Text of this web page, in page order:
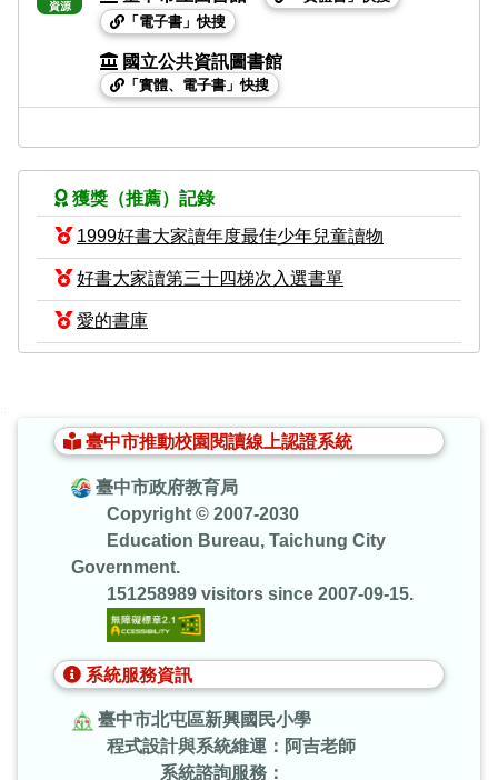
資源
「電子書」快搜
國立公共資訊圖書館
「實體、電子書」快搜
獲獎（推薦）記錄
1999好書大家讀年度最佳少年兒童讀物
好書大家讀第三十四梯次入選書單
愛的書庫
臺中市推動校園閱讀線上認證系統
臺中市政府教育局
Copyright © 2007-2030
Education Bureau, Taichung City
Government.
151258989 visitors since 2007-09-15.
系統服務資訊
臺中市北屯區新興國民小學
程式設計與系統維運：阿吉老師
系統諮詢服務：